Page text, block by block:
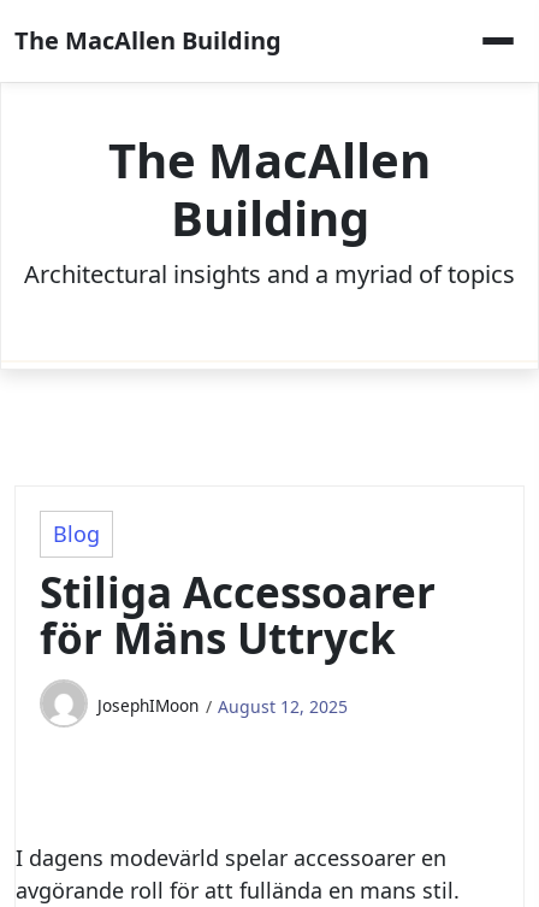
to
content
The MacAllen Building
The MacAllen
Building
Architectural insights and a myriad of topics
Blog
Stiliga Accessoarer
för Mäns Uttryck
JosephIMoon August 12, 2025
I dagens modevärld spelar accessoarer en
avgörande roll för att fullända en mans stil.